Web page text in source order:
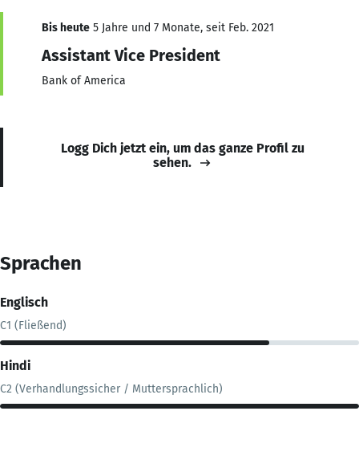
Bis heute 5 Jahre und 7 Monate, seit Feb. 2021
Assistant Vice President
Bank of America
Logg Dich jetzt ein, um das ganze Profil zu
sehen.
Sprachen
Englisch
C1 (Fließend)
Hindi
C2 (Verhandlungssicher / Muttersprachlich)